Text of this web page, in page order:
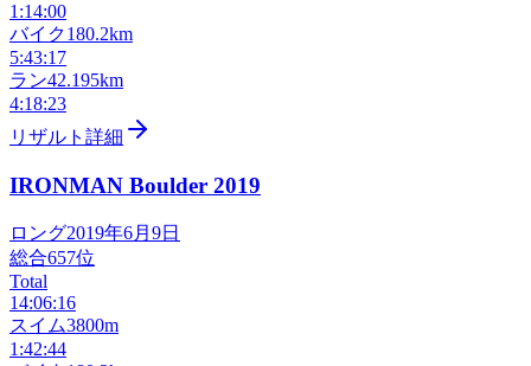
1:14:00
バイク180.2km
5:43:17
ラン42.195km
4:18:23
リザルト詳細
IRONMAN Boulder 2019
ロング2019年6月9日
総合657位
Total
14:06:16
スイム3800m
1:42:44